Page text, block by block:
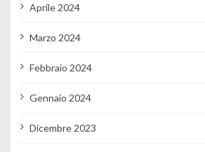
Aprile 2024
Marzo 2024
Febbraio 2024
Gennaio 2024
Dicembre 2023